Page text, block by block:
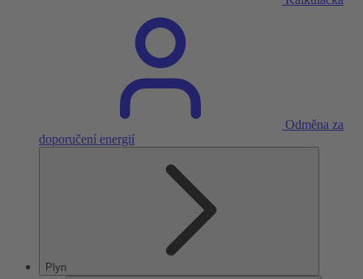
Odměna za
doporučení energií
Plyn